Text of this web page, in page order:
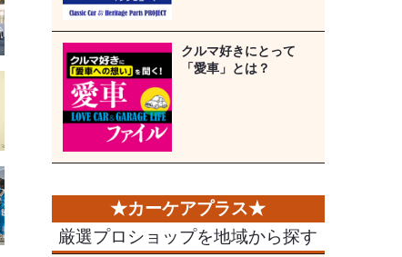
クルマ好きにとって
「愛車」とは？
厳選プロショップを地域から探す